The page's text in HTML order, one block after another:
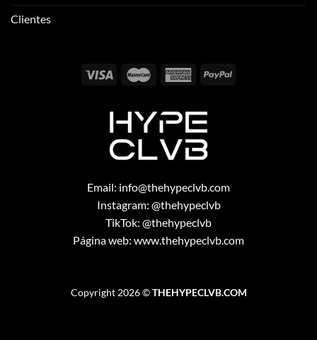
Clientes
Email: info@thehypeclvb.com
Instagram: @thehypeclvb
TikTok: @thehypeclvb
Página web: www.thehypeclvb.com
Copyright 2026 ©THEHYPECLVB.COM